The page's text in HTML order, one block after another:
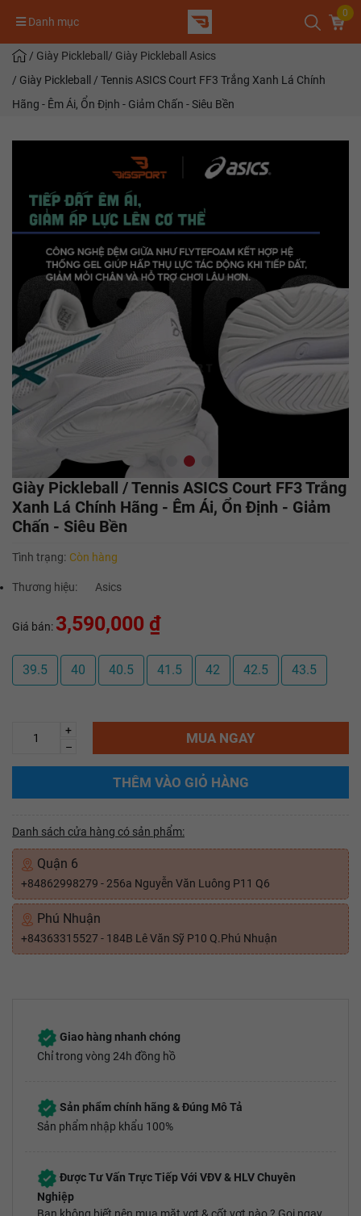
Danh mục
0
/ Giày Pickleball / Giày Pickleball Asics
/ Giày Pickleball / Tennis ASICS Court FF3 Trắng Xanh Lá Chính
Hãng - Êm Ái, Ổn Định - Giảm Chấn - Siêu Bền
Giày Pickleball / Tennis ASICS Court FF3 Trắng
Xanh Lá Chính Hãng - Êm Ái, Ổn Định - Giảm
Chấn - Siêu Bền
Tình trạng: Còn hàng
Thương hiệu: Asics
Giá bán: 3,590,000 ₫
39.5 40 40.5 41.5 42 42.5 43.5
+
–
MUA NGAY
THÊM VÀO GIỎ HÀNG
Danh sách cửa hàng có sản phẩm:
Quận 6
+84862998279 - 256a Nguyễn Văn Luông P11 Q6
Phú Nhuận
+84363315527 - 184B Lê Văn Sỹ P10 Q.Phú Nhuận
Giao hàng nhanh chóng
Chỉ trong vòng 24h đồng hồ
Sản phẩm chính hãng & Đúng Mô Tả
Sản phẩm nhập khẩu 100%
Được Tư Vấn Trực Tiếp Với VĐV & HLV Chuyên
Nghiệp